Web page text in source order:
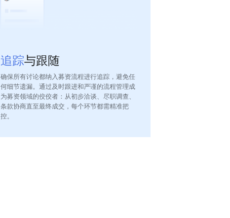
追踪与跟随
确保所有讨论都纳入募资流程进行追踪，避免任
何细节遗漏。通过及时跟进和严谨的流程管理成
为募资领域的佼佼者：从初步洽谈、尽职调查、
条款协商直至最终成交，每个环节都需精准把
控。